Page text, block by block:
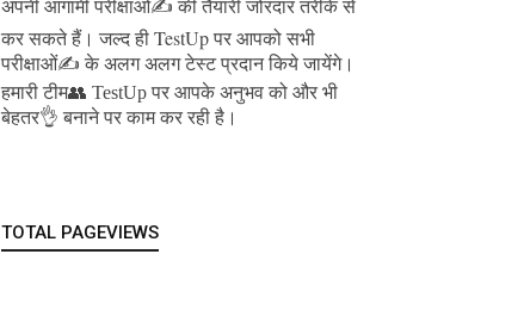
अपनी आगामी परीक्षाओं✍️ की तैयारी जोरदार तरीके से
कर सकते हैं।जल्द ही TestUp पर आपको सभी
परीक्षाओं✍️ के अलग अलग टेस्ट प्रदान किये जायेंगे।
हमारी टीम👥 TestUp पर आपके अनुभव को और भी
बेहतर👌 बनाने पर काम कर रही है।
TOTAL PAGEVIEWS